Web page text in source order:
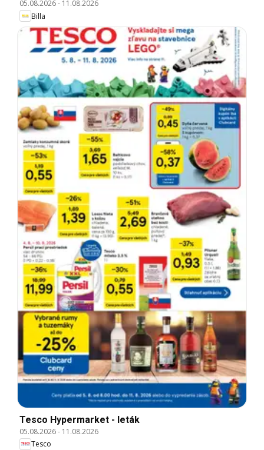
05.08.2026- 11.08.2026
Billa
Tesco Hypermarket - leták
05.08.2026- 11.08.2026
Tesco